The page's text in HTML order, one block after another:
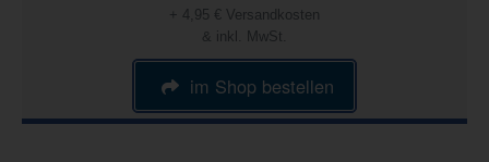
+ 4,95 € Versandkosten
& inkl. MwSt.
im Shop bestellen